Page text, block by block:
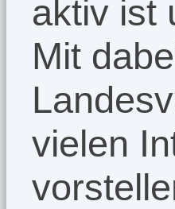
aktiv ist
Mit
vielen